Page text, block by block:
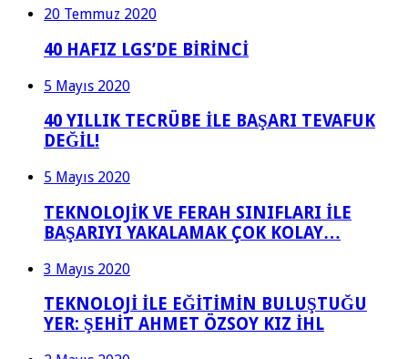
20 Temmuz 2020
40 HAFIZ LGS’DE BİRİNCİ
5 Mayıs 2020
40 YILLIK TECRÜBE İLE BAŞARI TEVAFUK
DEĞİL!
5 Mayıs 2020
TEKNOLOJİK VE FERAH SINIFLARI İLE
BAŞARIYI YAKALAMAK ÇOK KOLAY…
3 Mayıs 2020
TEKNOLOJİ İLE EĞİTİMİN BULUŞTUĞU
YER: ŞEHİT AHMET ÖZSOY KIZ İHL